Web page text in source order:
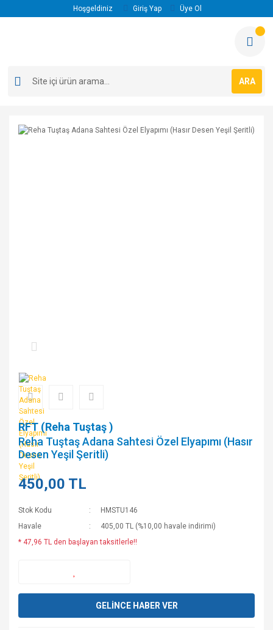
Hoşgeldiniz Giriş Yap Üye Ol
ARA
RFT (Reha Tuştaş )
Reha Tuştaş Adana Sahtesi Özel Elyapımı (Hasır
Desen Yeşil Şeritli)
450,00 TL
Stok Kodu
HMSTU146
Havale
405,00 TL (%10,00 havale indirimi)
* 47,96 TL den başlayan taksitlerle!!
GELİNCE HABER VER